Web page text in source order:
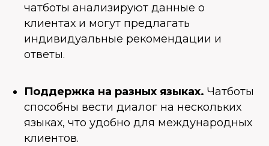
чатботы анализируют данные о
клиентах и могут предлагать
индивидуальные рекомендации и
ответы.
Поддержка на разных языках. Чатботы
способны вести диалог на нескольких
языках, что удобно для международных
клиентов.